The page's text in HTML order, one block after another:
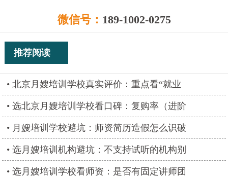
微信号： 189-1002-0275
推荐阅读
北京月嫂培训学校真实评价：重点看“就业
选北京月嫂培训学校看口碑：复购率（进阶
月嫂培训学校避坑：师资简历造假怎么识破
选月嫂培训机构避坑：不支持试听的机构别
选月嫂培训学校看师资：是否有固定讲师团